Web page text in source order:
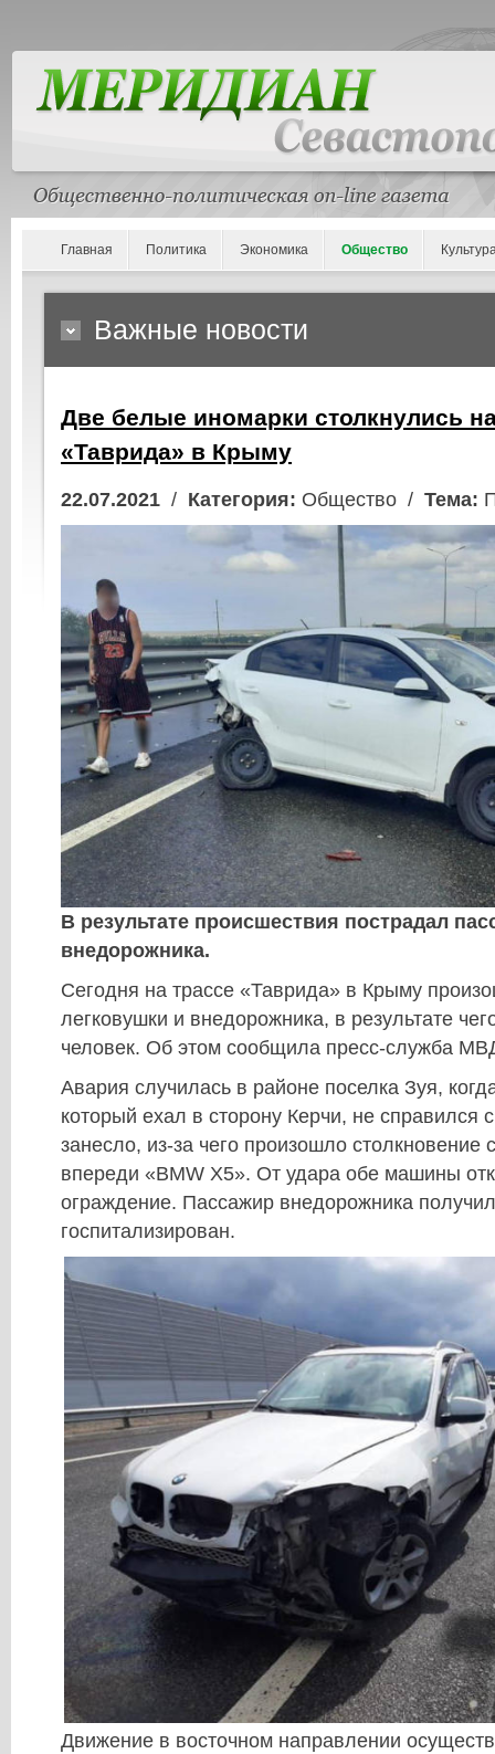
Главная Политика Экономика Общество
Важные новости
Две белые иномарки столкнулись
«Таврида» в Крыму
22.07.2021 / Категория: Общество / Тема:
В результате происшествия пострадал
внедорожника.
Сегодня на трассе «Таврида» в Крыму
легковушки и внедорожника, в результате
человек. Об этом сообщила пресс-служба
Авария случилась в районе поселка Зуя,
который ехал в сторону Керчи, не справился
занесло, из-за чего произошло
впереди «BMW X5». От удара обе машины
ограждение. Пассажир внедорожника
госпитализирован.
Движение в восточном направлении